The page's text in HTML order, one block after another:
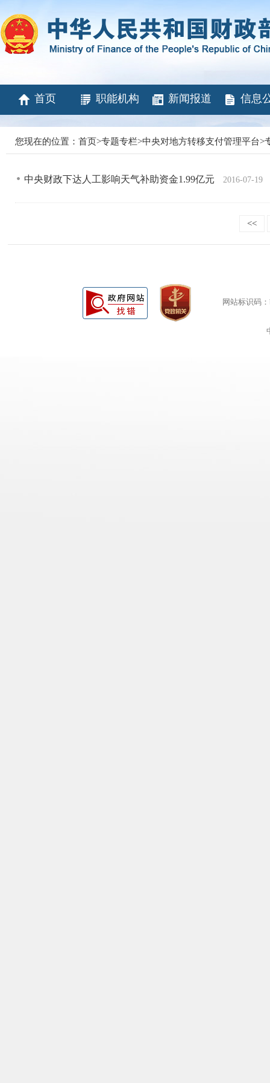
首页 职能机构 新闻报道 信息
您现在的位置： 首页>专题专栏>中央对地方转移支付管理平台>
中央财政下达人工影响天气补助资金1.99亿元 2016-07-19
<<
网站标识码